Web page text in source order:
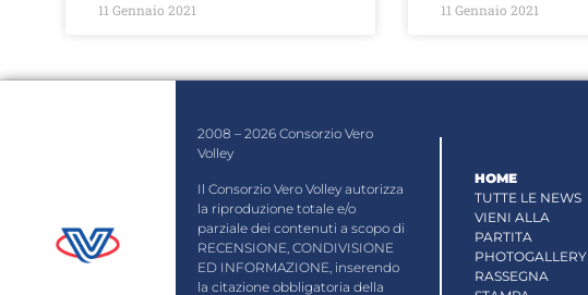
11 Gennaio 2021 11 Gennaio 2021
2008 – 2026 Consorzio Vero
Volley
Il Consorzio Vero Volley autorizza
la riproduzione totale e/o
parziale dei contenuti a scopo di
RECENSIONE, CONDIVISIONE
ED INFORMAZIONE, inserendo
la citazione obbligatoria della
HOME
TUTTE LE NEWS
VIENI ALLA
PARTITA
PHOTOGALLERY
RASSEGNA